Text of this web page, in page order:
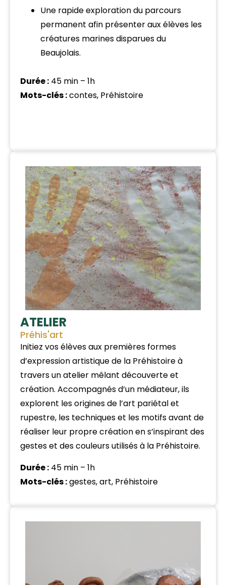
Une rapide exploration du parcours
permanent afin présenter aux élèves les
créatures marines disparues du
Beaujolais.
Durée : 45 min – 1h
Mots-clés :contes, Préhistoire
ATELIER
Préhis'art
Initiez vos élèves aux premières formes
d’expression artistique de la Préhistoire à
travers un atelier mêlant découverte et
création. Accompagnés d’un médiateur, ils
explorent les origines de l’art pariétal et
rupestre, les techniques et les motifs avant de
réaliser leur propre création en s’inspirant des
gestes et des couleurs utilisés à la Préhistoire.
Durée : 45 min – 1h
Mots-clés :gestes, art, Préhistoire